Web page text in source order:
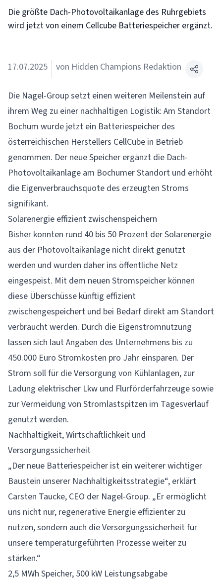
Die größte Dach-Photovoltaikanlage des Ruhrgebiets
wird jetzt von einem Cellcube Batteriespeicher ergänzt.
17.07.2025 von Hidden Champions Redaktion
Die Nagel-Group setzt einen weiteren Meilenstein auf
ihrem Weg zu einer nachhaltigen Logistik: Am Standort
Bochum wurde jetzt ein Batteriespeicher des
österreichischen Herstellers CellCube in Betrieb
genommen. Der neue Speicher ergänzt die Dach-
Photovoltaikanlage am Bochumer Standort und erhöht
die Eigenverbrauchsquote des erzeugten Stroms
signifikant.
Solarenergie effizient zwischenspeichern
Bisher konnten rund 40 bis 50 Prozent der Solarenergie
aus der Photovoltaikanlage nicht direkt genutzt
werden und wurden daher ins öffentliche Netz
eingespeist. Mit dem neuen Stromspeicher können
diese Überschüsse künftig effizient
zwischengespeichert und bei Bedarf direkt am Standort
verbraucht werden. Durch die Eigenstromnutzung
lassen sich laut Angaben des Unternehmens bis zu
450.000 Euro Stromkosten pro Jahr einsparen. Der
Strom soll für die Versorgung von Kühlanlagen, zur
Ladung elektrischer Lkw und Flurförderfahrzeuge sowie
zur Vermeidung von Stromlastspitzen im Tagesverlauf
genutzt werden.
Nachhaltigkeit, Wirtschaftlichkeit und
Versorgungssicherheit
„Der neue Batteriespeicher ist ein weiterer wichtiger
Baustein unserer Nachhaltigkeitsstrategie“, erklärt
Carsten Taucke, CEO der Nagel-Group. „Er ermöglicht
uns nicht nur, regenerative Energie effizienter zu
nutzen, sondern auch die Versorgungssicherheit für
unsere temperaturgeführten Prozesse weiter zu
stärken.“
2,5 MWh Speicher, 500 kW Leistungsabgabe